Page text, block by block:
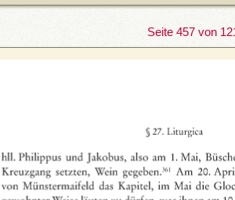
Seite 457 von